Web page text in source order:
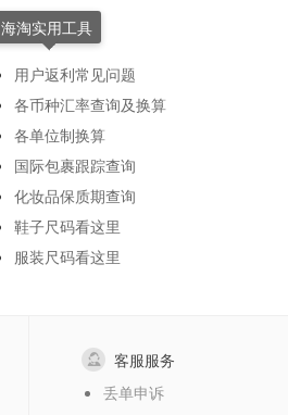
海淘实用工具
用户返利常见问题
各币种汇率查询及换算
各单位制换算
国际包裹跟踪查询
化妆品保质期查询
鞋子尺码看这里
服装尺码看这里
客服服务
丢单申诉